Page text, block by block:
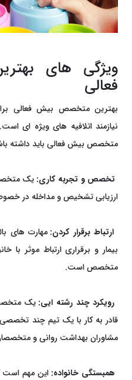
ویژگی های
فعالی
بهترین متخصص بیش فعالی
نیازمند اتلافیه های ویژه ای
متخصص بیش فعالی باید داشته
تخصص و تجربه کاری: یک
ارزیابی تشخیص و مداخله در
ارتباط برقرار کردن: مهارت های
بیمار و برقراری ارتباط موثر
متخصص است.
رویکرد چند رشته ایی: یک
قادر به کار با یک تیم چند
مشاوران بهداشت روانی و
همبستگی خانواده: این مهم است